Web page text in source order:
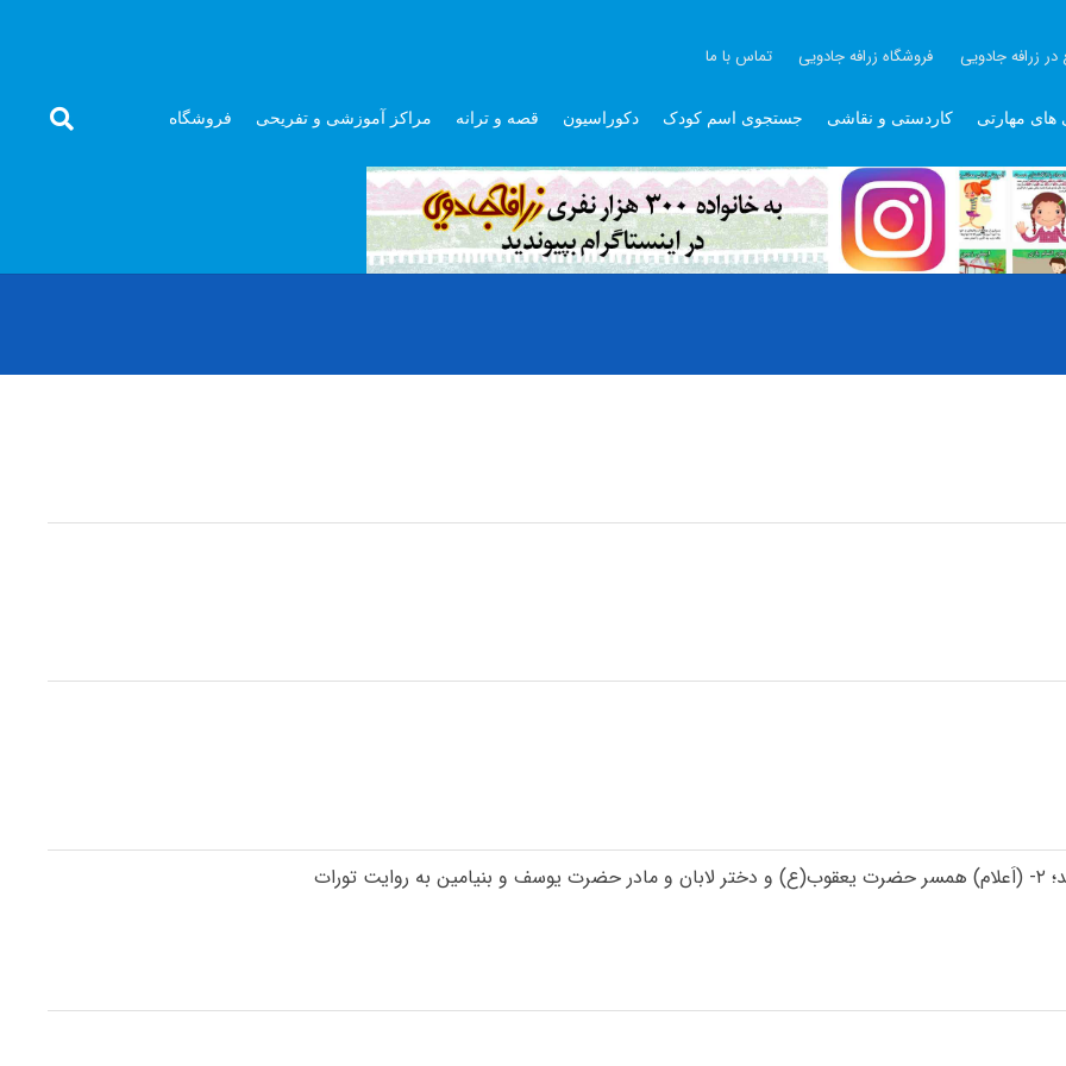
در زرافه جادویی فروشگاه زرافه جادویی تماس با ما
های مهارتی کاردستی و نقاشی جستجوی اسم کودک دکوراسیون قصه و ترانه مراکز آموزشی و تفریحی فروشگاه